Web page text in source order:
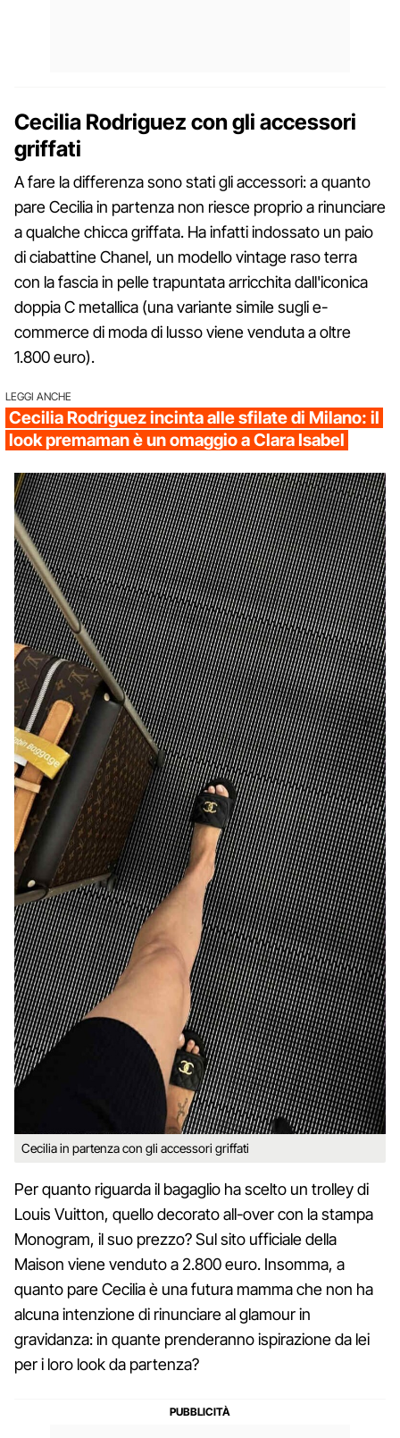
Cecilia Rodriguez con gli accessori
griffati
A fare la differenza sono stati gli accessori: a quanto
pare Cecilia in partenza non riesce proprio a rinunciare
a qualche chicca griffata. Ha infatti indossato un paio
di ciabattine Chanel, un modello vintage raso terra
con la fascia in pelle trapuntata arricchita dall'iconica
doppia C metallica (una variante simile sugli e-
commerce di moda di lusso viene venduta a oltre
1.800 euro).
LEGGI ANCHE
Cecilia Rodriguez incinta alle sfilate di Milano: il
look premaman è un omaggio a Clara Isabel
Cecilia in partenza con gli accessori griffati
Per quanto riguarda il bagaglio ha scelto un trolley di
Louis Vuitton, quello decorato all-over con la stampa
Monogram, il suo prezzo? Sul sito ufficiale della
Maison viene venduto a 2.800 euro. Insomma, a
quanto pare Cecilia è una futura mamma che non ha
alcuna intenzione di rinunciare al glamour in
gravidanza: in quante prenderanno ispirazione da lei
per i loro look da partenza?